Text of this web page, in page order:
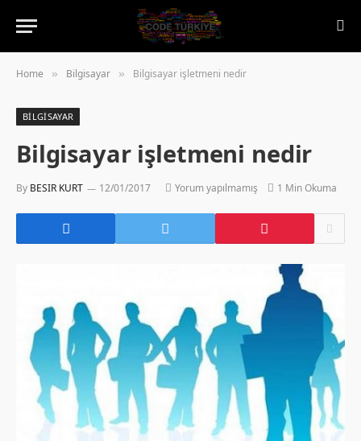
Home » Bilgisayar » Bilgisayar işletmeni nedir
BILGISAYAR
Bilgisayar işletmeni nedir
By BESIR KURT 12/01/2017 Yorum yapılmamış 1 Min Okuma